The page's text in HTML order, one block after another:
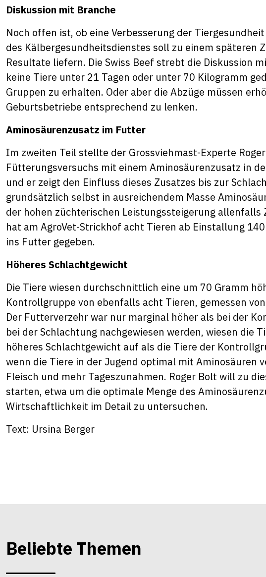
Diskussion mit Branche
Noch offen ist, ob eine Verbesserung der
des Kälbergesundheitsdienstes soll zu einem späteren
Resultate liefern. Die Swiss Beef strebt die Diskussion
keine Tiere unter 21 Tagen oder unter 70 Kilogramm
Gruppen zu erhalten. Oder aber die Abzüge müssen
Geburtsbetriebe entsprechend zu lenken.
Aminosäurenzusatz im Futter
Im zweiten Teil stellte der Grossviehmast-Experte
Fütterungsversuchs mit einem Aminosäurenzusatz in
und er zeigt den Einfluss dieses Zusatzes bis zur
grundsätzlich selbst in ausreichendem Masse
der hohen züchterischen Leistungssteigerung allenfalls
hat am AgroVet-Strickhof acht Tieren ab Einstallung
ins Futter gegeben.
Höheres Schlachtgewicht
Die Tiere wiesen durchschnittlich eine um 70 Gramm
Kontrollgruppe von ebenfalls acht Tieren, gemessen
Der Futterverzehr war nur marginal höher als bei der
bei der Schlachtung nachgewiesen werden, wiesen die
höheres Schlachtgewicht auf als die Tiere der
wenn die Tiere in der Jugend optimal mit Aminosäuren
Fleisch und mehr Tageszunahmen. Roger Bolt will zu
starten, etwa um die optimale Menge des
Wirtschaftlichkeit im Detail zu untersuchen.
Text: Ursina Berger
Beliebte Themen